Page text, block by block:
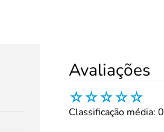
Avaliações
☆☆☆☆☆
Classificação média: 0